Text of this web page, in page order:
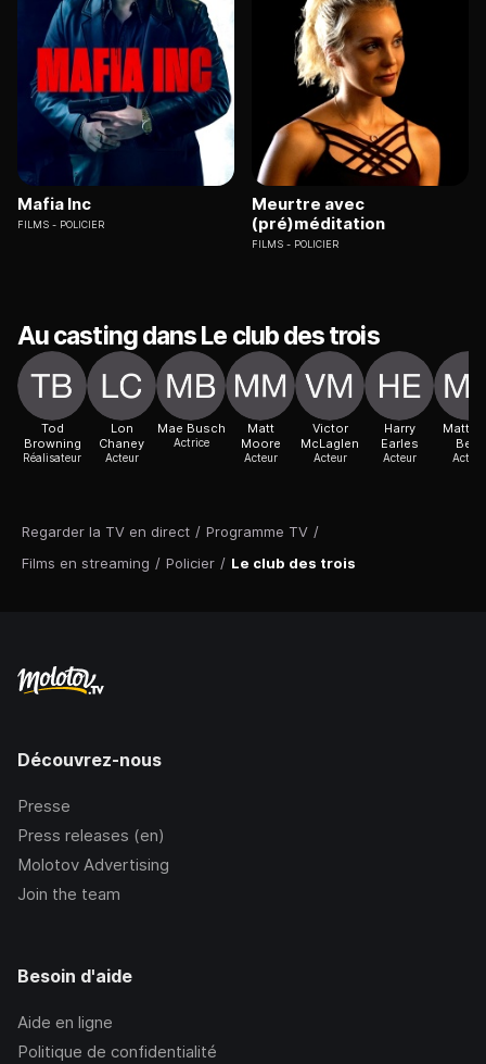
Regarder la TV en direct / Programme TV /
Films en streaming / Policier / Le club des trois
Mafia Inc
FILMS POLICIER
Meurtre avec
(pré)méditation
FILMS POLICIER
Au casting dans Le club des trois
Tod
Browning
Réalisateur
Lon
Chaney
Acteur
Mae Busch
Actrice
Matt
Moore
Acteur
Victor
McLaglen
Acteur
Harry
Earles
Acteur
Betz
Acteur
Découvrez-nous
Presse
Press releases (en)
Molotov Advertising
Join the team
Besoin d'aide
Aide en ligne
Politique de confidentialité